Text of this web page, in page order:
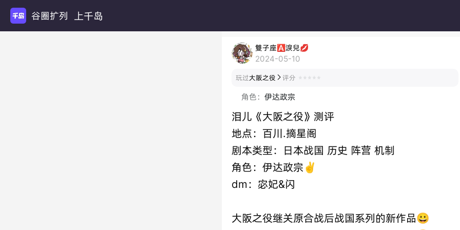
谷圈扩列 上千岛
雙子座🅰淚兒💋
2024-05-10
玩过大阪之役 评分
角色：伊达政宗
泪儿《大阪之役》测评
地点：百川.摘星阁
剧本类型：日本战国 历史 阵营 机制
角色：伊达政宗✌️
dm：宓妃&闪
大阪之役继关原合战后战国系列的新作品😀